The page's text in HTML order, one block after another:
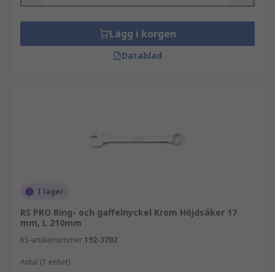
Lägg i korgen
Datablad
I lager
RS PRO Ring- och gaffelnyckel Krom Höjdsäker 17
mm, L 210mm
RS-artikelnummer 192-3702
Antal (1 enhet)